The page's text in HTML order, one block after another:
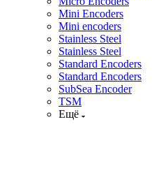
Mini Encoders
Mini encoders
Stainless Steel
Stainless Steel
Standard Encoders
Standard Encoders
SubSea Encoder
TSM
Ещё